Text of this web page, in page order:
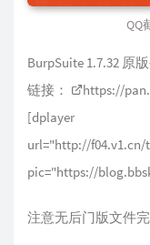
QQ
BurpSuite 1.7.32 原
链接：
https://
[dplayer
url="http://f04.v1.cn/
pic="https://
注意无后门版文件完